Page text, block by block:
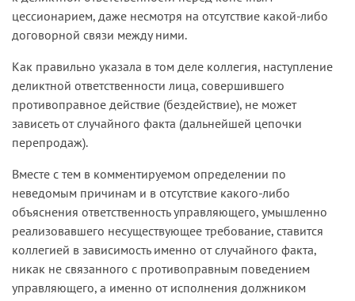
цессионарием, даже несмотря на отсутствие какой-либо
договорной связи между ними.
Как правильно указала в том деле коллегия, наступление
деликтной ответственности лица, совершившего
противоправное действие (бездействие), не может
зависеть от случайного факта (дальнейшей цепочки
перепродаж).
Вместе с тем в комментируемом определении по
неведомым причинам и в отсутствие какого-либо
объяснения ответственность управляющего, умышленно
реализовавшего несуществующее требование, ставится
коллегией в зависимость именно от случайного факта,
никак не связанного с противоправным поведением
управляющего, а именно от исполнения должником